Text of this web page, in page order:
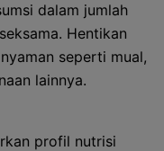
dalam jumlah
Hentikan
seperti mual,
lainnya.
profil nutrisi